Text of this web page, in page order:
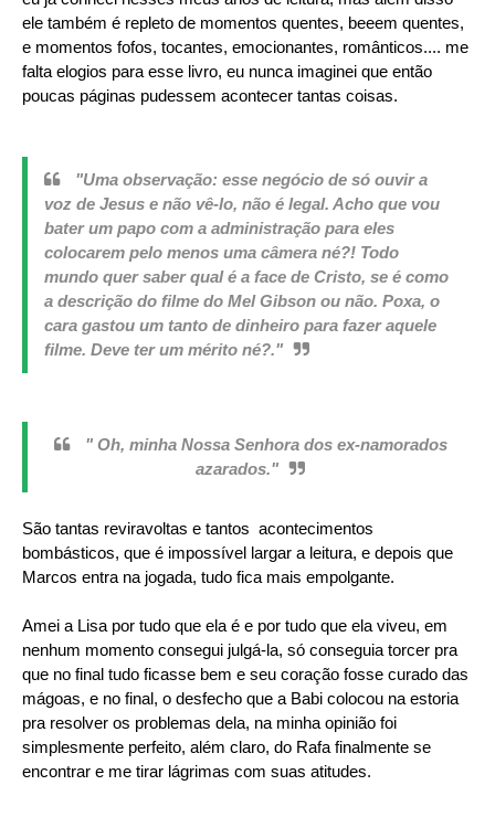
ele também é repleto de momentos quentes, beeem quentes,
e momentos fofos, tocantes, emocionantes, românticos.... me
falta elogios para esse livro, eu nunca imaginei que então
poucas páginas pudessem acontecer tantas coisas.
"Uma observação: esse negócio de só ouvir a
voz de Jesus e não vê-lo, não é legal. Acho que vou
bater um papo com a administração para eles
colocarem pelo menos uma câmera né?! Todo
mundo quer saber qual é a face de Cristo, se é como
a descrição do filme do Mel Gibson ou não. Poxa, o
cara gastou um tanto de dinheiro para fazer aquele
filme. Deve ter um mérito né?."
" Oh, minha Nossa Senhora dos ex-namorados
azarados."
São tantas reviravoltas e tantos acontecimentos
bombásticos, que é impossível largar a leitura, e depois que
Marcos entra na jogada, tudo fica mais empolgante.
Amei a Lisa por tudo que ela é e por tudo que ela viveu, em
nenhum momento consegui julgá-la, só conseguia torcer pra
que no final tudo ficasse bem e seu coração fosse curado das
mágoas, e no final, o desfecho que a Babi colocou na estoria
pra resolver os problemas dela, na minha opinião foi
simplesmente perfeito, além claro, do Rafa finalmente se
encontrar e me tirar lágrimas com suas atitudes.